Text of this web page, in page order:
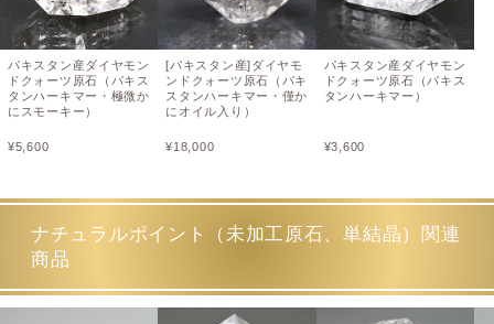
パキスタン産ダイヤモン
ドクォーツ原石（パキス
タンハーキマー・極微か
にスモーキー）
¥5,600
[パキスタン産]ダイヤモ
ンドクォーツ原石（パキ
スタンハーキマー・僅か
にオイル入り）
¥18,000
パキスタン産ダイヤモン
ドクォーツ原石（パキス
タンハーキマー）
¥3,600
ナチュラルポイント（未加工原石、単結晶）関連
商品